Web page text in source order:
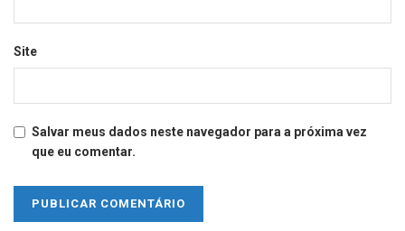
Site
Salvar meus dados neste navegador para a próxima vez
que eu comentar.